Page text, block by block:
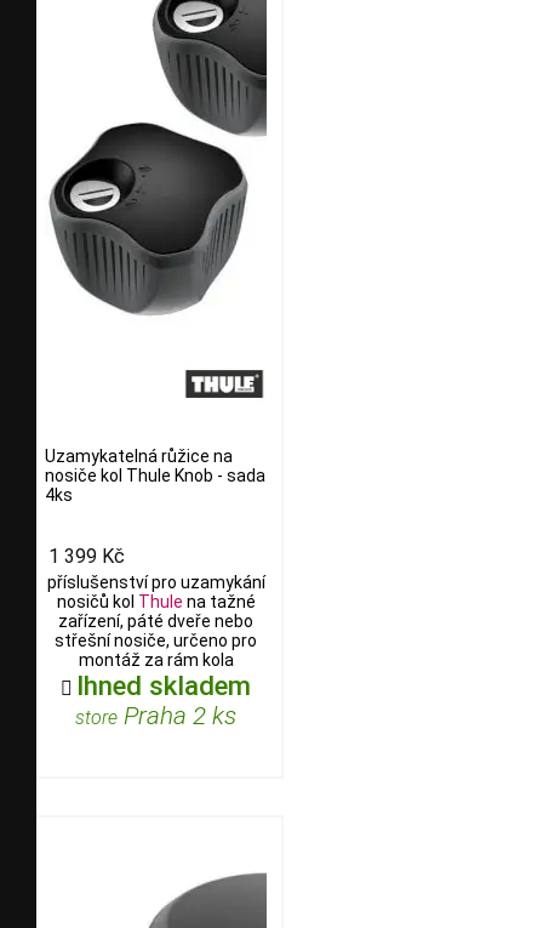
Uzamykatelná růžice na
nosiče kol Thule Knob - sada
4ks
1 399 Kč
příslušenství pro uzamykání
nosičů kol Thule na tažné
zařízení, páté dveře nebo
střešní nosiče, určeno pro
montáž za rám kola
 Ihned skladem
store Praha 2 ks